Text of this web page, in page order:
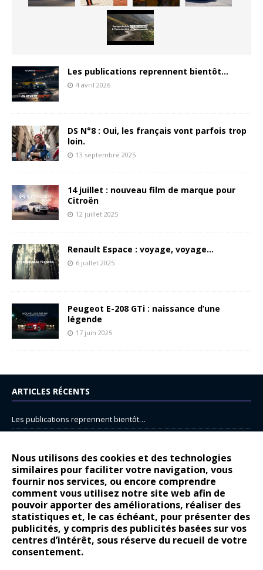
Nous utilisons des cookies et des technologies
similaires pour faciliter votre navigation, vous
fournir nos services, ou encore comprendre
comment vous utilisez notre site web afin de
pouvoir apporter des améliorations, réaliser des
statistiques et, le cas échéant, pour présenter des
publicités, y compris des publicités basées sur vos
centres d’intérêt, sous réserve du recueil de votre
consentement.
Les publications reprennent bientôt…
4 avril 2026
DS N°8 : Oui, les français vont parfois trop
loin.
13 septembre 2025
14 juillet : nouveau film de marque pour
Citroën
12 juillet 2025
Renault Espace : voyage, voyage…
6 juillet 2025
Peugeot E-208 GTi : naissance d’une
légende
17 juin 2025
ARTICLES RÉCENTS
Les publications reprennent bientôt…
14 juillet : nouveau film de marque pour Citroën
Renault Espace : voyage, voyage…
Peugeot E-208 GTi : naissance d’une légende
COMMENTAIRES RÉCENTS
Bernard DardartdansDacia Sandero : pour les gens vrais